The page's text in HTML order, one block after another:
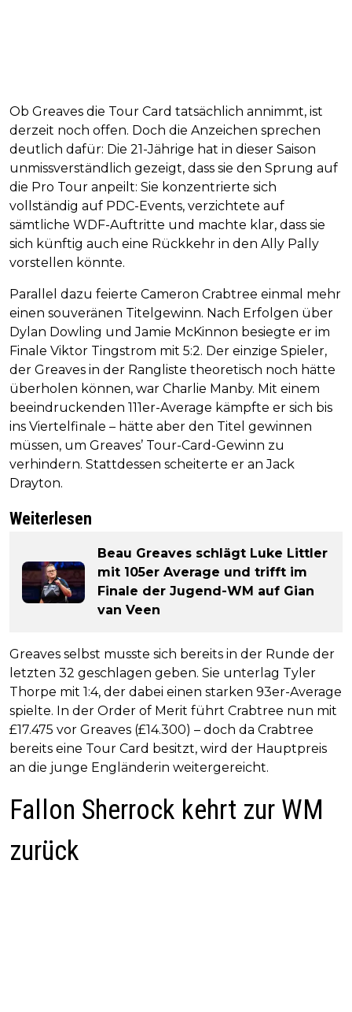
Ob Greaves die Tour Card tatsächlich annimmt, ist
derzeit noch offen. Doch die Anzeichen sprechen
deutlich dafür: Die 21-Jährige hat in dieser Saison
unmissverständlich gezeigt, dass sie den Sprung auf
die Pro Tour anpeilt: Sie konzentrierte sich
vollständig auf PDC-Events, verzichtete auf
sämtliche WDF-Auftritte und machte klar, dass sie
sich künftig auch eine Rückkehr in den Ally Pally
vorstellen könnte.
Parallel dazu feierte Cameron Crabtree einmal mehr
einen souveränen Titelgewinn. Nach Erfolgen über
Dylan Dowling und Jamie McKinnon besiegte er im
Finale Viktor Tingstrom mit 5:2. Der einzige Spieler,
der Greaves in der Rangliste theoretisch noch hätte
überholen können, war Charlie Manby. Mit einem
beeindruckenden 111er-Average kämpfte er sich bis
ins Viertelfinale – hätte aber den Titel gewinnen
müssen, um Greaves’ Tour-Card-Gewinn zu
verhindern. Stattdessen scheiterte er an Jack
Drayton.
Weiterlesen
Beau Greaves schlägt Luke Littler
mit 105er Average und trifft im
Finale der Jugend-WM auf Gian
van Veen
Greaves selbst musste sich bereits in der Runde der
letzten 32 geschlagen geben. Sie unterlag Tyler
Thorpe mit 1:4, der dabei einen starken 93er-Average
spielte. In der Order of Merit führt Crabtree nun mit
£17.475 vor Greaves (£14.300) – doch da Crabtree
bereits eine Tour Card besitzt, wird der Hauptpreis
an die junge Engländerin weitergereicht.
Fallon Sherrock kehrt zur WM
zurück